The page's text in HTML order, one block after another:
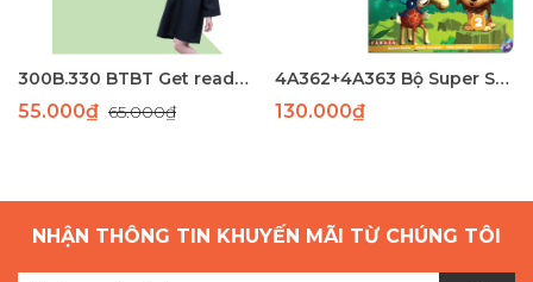
300B.330 BTBT Get ready Movers phông chìm ocd
55.000₫ 65.000₫
4A362+4A363 Bộ Super Safari 1( SB+WB)(97-82) laser
130.000₫
NHẬN THÔNG TIN KHUYẾN MÃI TỪ CHÚNG TÔI